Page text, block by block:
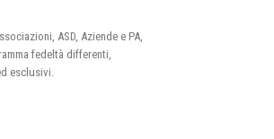
ASD, Aziende e PA,
fedeltà differenti,
esclusivi.